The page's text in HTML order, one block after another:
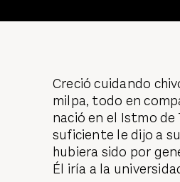
Creció cuidando
milpa, todo en
nació en el Istmo de
suficiente le dijo a
hubiera sido por
Él iría a la